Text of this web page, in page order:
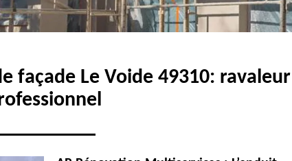
façade Le Voide 49310: ravaleur